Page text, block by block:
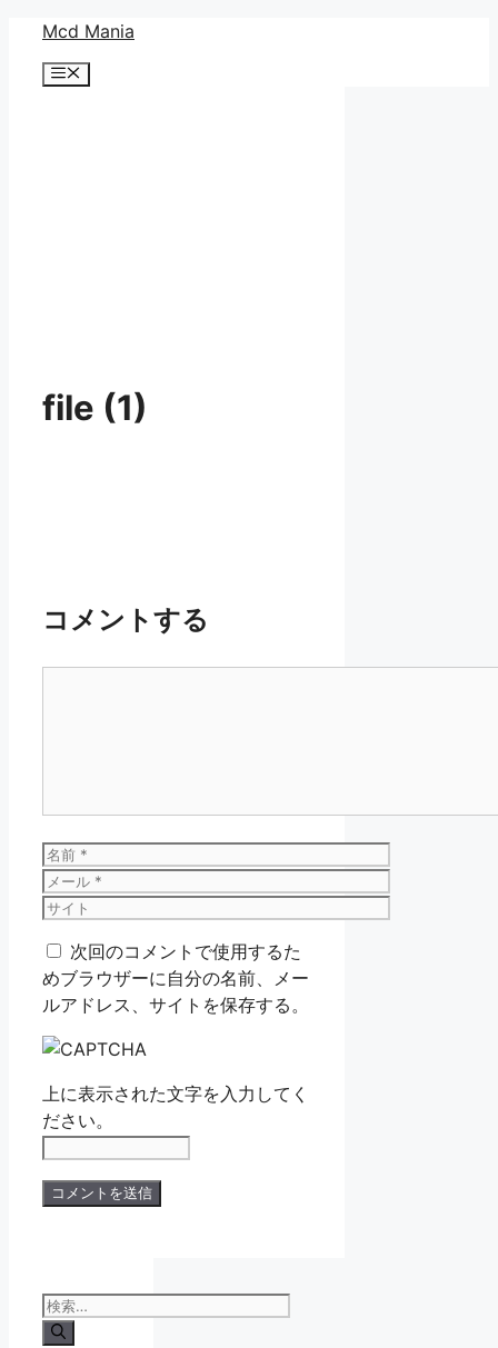
Mcd Mania
メ
file (1)
コメントする
名
前
メ
ー
サ
ト 次回のコメントで使用するた
めブラウザーに自分の名前、メー
ルアドレス、サイトを保存する。
上に表示された文字を入力してく
ださい。
検
索: